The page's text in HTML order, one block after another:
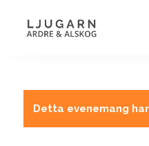
Detta evenemang